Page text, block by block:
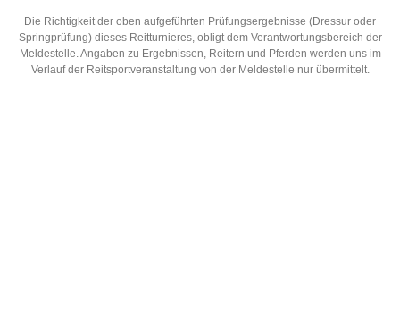
Die Richtigkeit der oben aufgeführten Prüfungsergebnisse (Dressur oder
Springprüfung) dieses Reitturnieres, obligt dem Verantwortungsbereich der
Meldestelle. Angaben zu Ergebnissen, Reitern und Pferden werden uns im
Verlauf der Reitsportveranstaltung von der Meldestelle nur übermittelt.